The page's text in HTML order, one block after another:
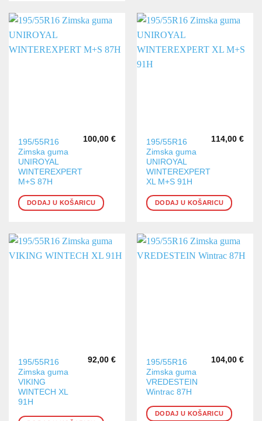
195/55R16
Zimska guma
UNIROYAL
WINTEREXPERT
M+S 87H
100,00 €
DODAJ U KOŠARICU
195/55R16
Zimska guma
UNIROYAL
WINTEREXPERT
XL M+S 91H
114,00 €
DODAJ U KOŠARICU
195/55R16
Zimska guma
VIKING
WINTECH XL
91H
92,00 €
195/55R16
Zimska guma
VREDESTEIN
Wintrac 87H
104,00 €
DODAJ U KOŠARICU